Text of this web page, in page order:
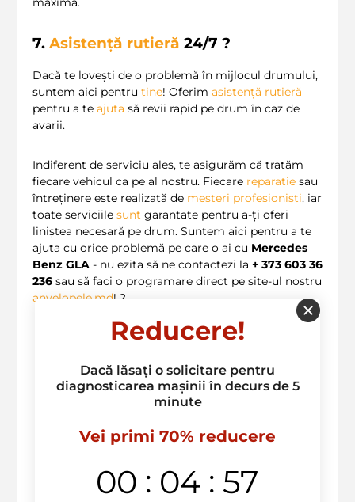
7. Asistență rutieră 24/7 ?
Dacă te lovești de o problemă în mijlocul drumului,
suntem aici pentru tine! Oferim asistență rutieră
pentru a te ajuta să revii rapid pe drum în caz de
avarii.
Indiferent de serviciu ales, te asigurăm că tratăm
fiecare vehicul ca pe al nostru. Fiecare reparație sau
întreținere este realizată de mesteri profesionisti, iar
toate serviciile sunt garantate pentru a-ți oferi
liniștea necesară pe drum. Suntem aici pentru a te
ajuta cu orice problemă pe care o ai cu Mercedes
Benz GLA - nu ezita să ne contactezi la + 373 603 36
236 sau să faci o programare direct pe site-ul nostru
anvelopele.md! ?
Deservim in urmatoarele raioane: Ciocana,
Reducere!
Dacă lăsați o solicitare pentru
diagnosticarea mașinii în decurs de 5
minute
Vei primi 70% reducere
00 : 04 : 56